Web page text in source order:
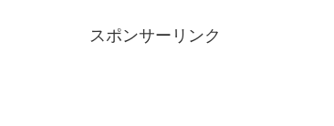
スポンサーリンク